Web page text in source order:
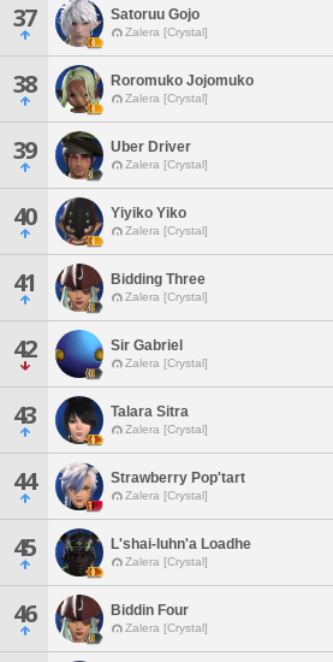
37 Satoruu Gojo
Zalera [Crystal]
38 Roromuko Jojomuko
Zalera [Crystal]
39 Uber Driver
Zalera [Crystal]
40 Yiyiko Yiko
Zalera [Crystal]
41 Bidding Three
Zalera [Crystal]
42 Sir Gabriel
Zalera [Crystal]
43 Talara Sitra
Zalera [Crystal]
44 Strawberry Pop'tart
Zalera [Crystal]
45 L'shai-luhn'a Loadhe
Zalera [Crystal]
46 Biddin Four
Zalera [Crystal]